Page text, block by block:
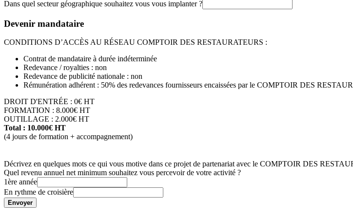
Dans quel secteur géographique souhaitez vous vous implanter ?
Devenir mandataire
CONDITIONS D’ACCÈS AU RÉSEAU COMPTOIR DES RESTAURATEURS :
Contrat de mandataire à durée indéterminée
Redevance / royalties : non
Redevance de publicité nationale : non
Rémunération adhérent : 50% des redevances fournisseurs encaissées par le COMPTOIR DES
DROIT D'ENTRÉE : 0€ HT
FORMATION : 8.000€ HT
OUTILLAGE : 2.000€ HT
Total : 10.000€ HT
(4 jours de formation + accompagnement)
Décrivez en quelques mots ce qui vous motive dans ce projet de partenariat avec le COMPTOIR DES
Quel revenu annuel net minimum souhaitez vous percevoir de votre activité ?
1ère année
En rythme de croisière
Envoyer